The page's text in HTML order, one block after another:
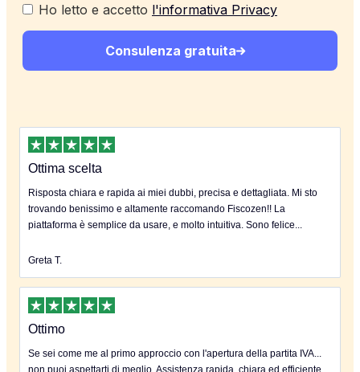
Ho letto e accetto l'informativa Privacy
Consulenza gratuita
Ottima scelta
Risposta chiara e rapida ai miei dubbi, precisa e dettagliata. Mi sto
trovando benissimo e altamente raccomando Fiscozen!! La
piattaforma è semplice da usare, e molto intuitiva. Sono felice...
Greta T.
Ottimo
Se sei come me al primo approccio con l'apertura della partita IVA...
non puoi aspettarti di meglio. Assistenza rapida, chiara ed efficiente